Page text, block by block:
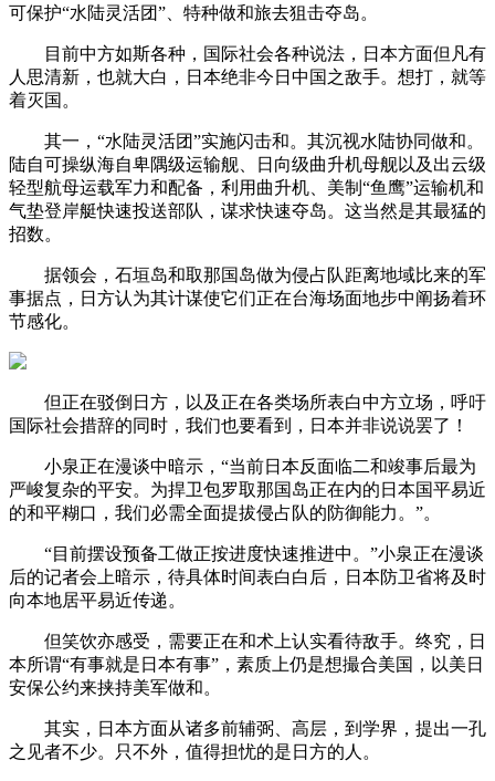
可保护“水陆灵活团”、特种做和旅去狙击夺岛。
目前中方如斯各种，国际社会各种说法，日本方面但凡有
人思清新，也就大白，日本绝非今日中国之敌手。想打，就等
着灭国。
其一，“水陆灵活团”实施闪击和。其沉视水陆协同做和。
陆自可操纵海自卑隅级运输舰、日向级曲升机母舰以及出云级
轻型航母运载军力和配备，利用曲升机、美制“鱼鹰”运输机和
气垫登岸艇快速投送部队，谋求快速夺岛。这当然是其最猛的
招数。
据领会，石垣岛和取那国岛做为侵占队距离地域比来的军
事据点，日方认为其计谋使它们正在台海场面地步中阐扬着环
节感化。
但正在驳倒日方，以及正在各类场所表白中方立场，呼吁
国际社会措辞的同时，我们也要看到，日本并非说说罢了！
小泉正在漫谈中暗示，“当前日本反面临二和竣事后最为
严峻复杂的平安。为捍卫包罗取那国岛正在内的日本国平易近
的和平糊口，我们必需全面提拔侵占队的防御能力。”。
“目前摆设预备工做正按进度快速推进中。”小泉正在漫谈
后的记者会上暗示，待具体时间表白白后，日本防卫省将及时
向本地居平易近传递。
但笑饮亦感受，需要正在和术上认实看待敌手。终究，日
本所谓“有事就是日本有事”，素质上仍是想撮合美国，以美日
安保公约来挟持美军做和。
其实，日本方面从诸多前辅弼、高层，到学界，提出一孔
之见者不少。只不外，值得担忧的是日方的人。